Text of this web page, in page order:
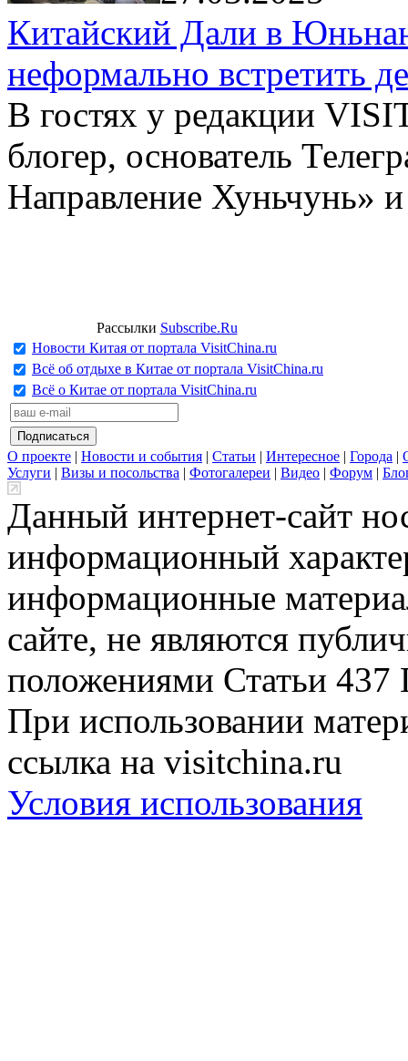
Китайский Дали в
неформально встретить
В гостях у редакции
блогер, основатель
Направление Хуньчунь»
Рассылки Subscribe.Ru
Новости Китая от портала VisitChina.ru
Всё об отдыхе в Китае от портала VisitChina.ru
Всё о Китае от портала VisitChina.ru
О проекте | Новости и события | Статьи | Интересное | Города |
Услуги | Визы и посольства | Фотогалереи | Видео | Форум |
Данный интернет-сайт
информационный
информационные
сайте, не являются
положениями Статьи 437
При использовании
ссылка на visitchina.ru
Условия использования